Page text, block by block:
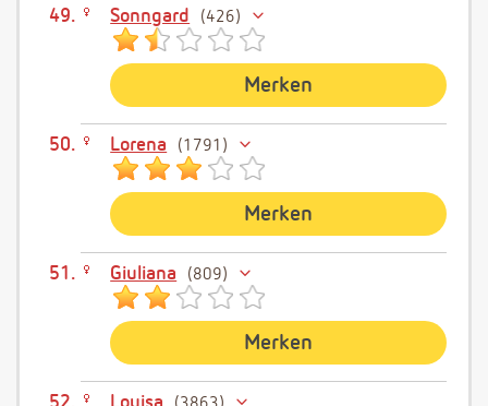
Sonngard 426
Merken
Lorena 1791
Merken
Giuliana 809
Merken